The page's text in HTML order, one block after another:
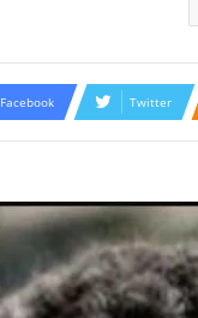
Facebook Twitter